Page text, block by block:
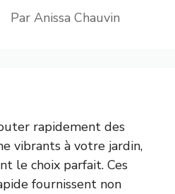
Par Anissa Chauvin
rapidement des
vibrants à votre jardin,
le choix parfait. Ces
fournissent non